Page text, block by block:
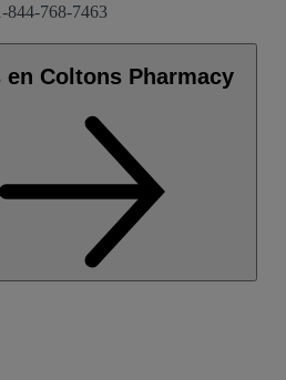
844-768-7463
Coltons Pharmacy